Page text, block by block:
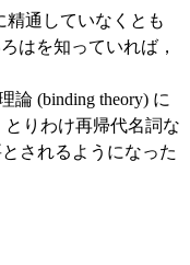
通していなくとも
はを知っていれば，
論 (binding theory) に
りわけ再帰代名詞な
されるようになった